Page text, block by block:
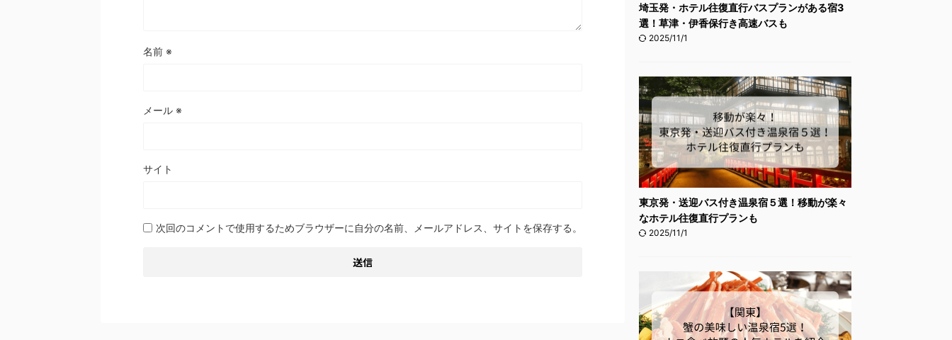
名前 ※
メール ※
サイト
次回のコメントで使用するためブラウザーに自分の名前、メールアドレス、サイトを保存する。
埼玉発・ホテル往復直行バスプランがある宿3
選！草津・伊香保行き高速バスも
2025/11/1
東京発・送迎バス付き温泉宿５選！移動が楽々
なホテル往復直行プランも
2025/11/1